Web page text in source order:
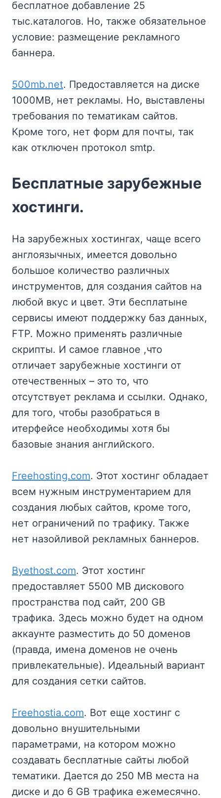
бесплатное добавление 25
тыс.каталогов. Но, также обязательное
условие: размещение рекламного
баннера.
500mb.net. Предоставляется на диске
1000MB, нет рекламы. Но, выставлены
требования по тематикам сайтов.
Кроме того, нет форм для почты, так
как отключен протокол smtp.
Бесплатные зарубежные
хостинги.
На зарубежных хостингах, чаще всего
англоязычных, имеется довольно
большое количество различных
инструментов, для создания сайтов на
любой вкус и цвет. Эти бесплатыне
сервисы имеют поддержку баз данных,
FTP. Можно применять различные
скрипты. И самое главное ,что
отличает зарубежные хостинги от
отечественных – это то, что
отсутствует реклама и ссылки. Однако,
для того, чтобы разобраться в
итерфейсе необходимы хотя бы
базовые знания английского.
Freehosting.com. Этот хостинг обладает
всем нужным инструментарием для
создания любых сайтов, кроме того,
нет ограничений по трафику. Также
нет назойливой рекламных баннеров.
Byethost.com. Этот хостинг
предоставляет 5500 MB дискового
пространства под сайт, 200 GB
трафика. Здесь можно будет на одном
аккаунте разместить до 50 доменов
(правда, имена доменов не очень
привлекательные). Идеальный вариант
для создания сетки сайтов.
Freehostia.com. Вот еще хостинг с
довольно внушительными
параметрами, на котором можно
создавать бесплатные сайты любой
тематики. Дается до 250 MB места на
диске и до 6 GB трафика ежемесячно.